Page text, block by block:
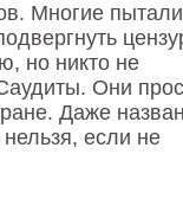
Многие
но никто не
Они
Даже
нельзя, если не